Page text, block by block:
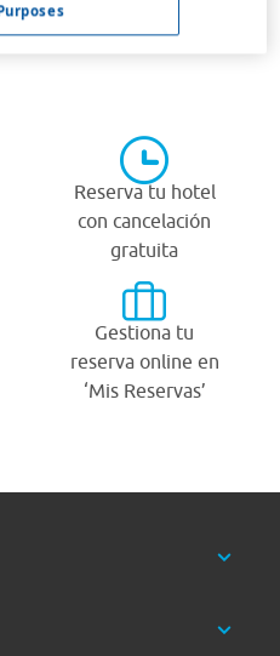
Viajes Carrefour?
Reserva tu hotel
con cancelación
gratuita
Gestiona tu
reserva online en
‘Mis Reservas’